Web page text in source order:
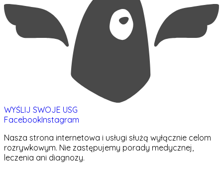
WYŚLIJ SWOJE USG
FacebookInstagram
Nasza strona internetowa i usługi służą wyłącznie celom
rozrywkowym. Nie zastępujemy porady medycznej,
leczenia ani diagnozy.